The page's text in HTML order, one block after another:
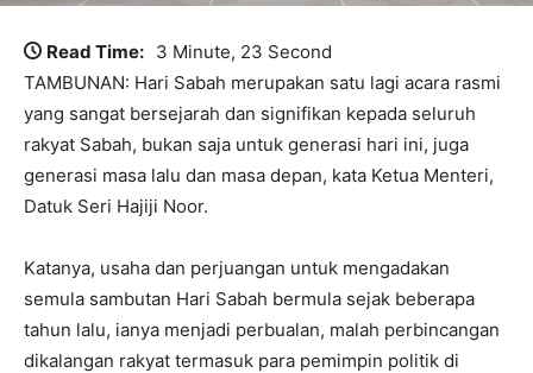
Read Time: 3 Minute, 23 Second
TAMBUNAN: Hari Sabah merupakan satu lagi acara rasmi
yang sangat bersejarah dan signifikan kepada seluruh
rakyat Sabah, bukan saja untuk generasi hari ini, juga
generasi masa lalu dan masa depan, kata Ketua Menteri,
Datuk Seri Hajiji Noor.
Katanya, usaha dan perjuangan untuk mengadakan
semula sambutan Hari Sabah bermula sejak beberapa
tahun lalu, ianya menjadi perbualan, malah perbincangan
dikalangan rakyat termasuk para pemimpin politik di